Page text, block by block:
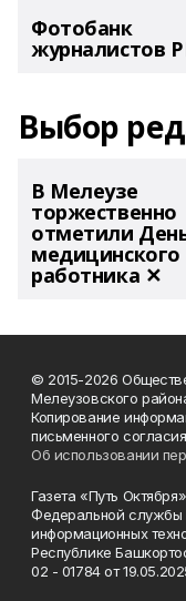
Фотобанк
журналистов
Выбор
В Мелеузе
торжественно
отметили
медицинского
работника ✕
© 2015-2026
Мелеузовского
Копирование
письменного
Об использовании
Газета «Путь
Федеральной службы
информационных
Республике
02 - 01784 от